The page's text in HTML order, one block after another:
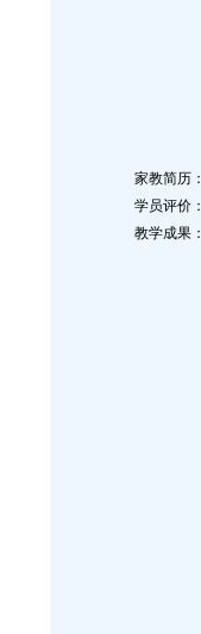
家教简历：
学员评价：
教学成果：